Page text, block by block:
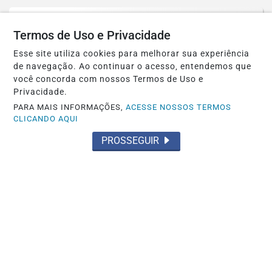
Termos de Uso e Privacidade
Esse site utiliza cookies para melhorar sua experiência
de navegação. Ao continuar o acesso, entendemos que
você concorda com nossos Termos de Uso e
Privacidade.
PARA MAIS INFORMAÇÕES,ACESSE NOSSOS TERMOS
CLICANDO AQUI
PROSSEGUIR